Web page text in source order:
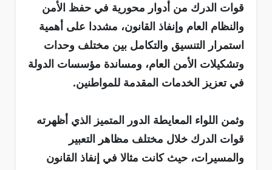
قوات الدرك من أدوار محورية في حفظ الأمن
والنظام العام وإنفاذ القانون، مشددا على أهمية
استمرار التنسيق والتكامل بين مختلف وحدات
وتشكيلات الأمن العام، ومساندة مؤسسات الدولة
في تعزيز الخدمات المقدمة للمواطنين.
وثمن اللواء المعايطة الدور المتميز الذي أظهرته
قوات الدرك خلال مختلف مظاهر التعبير
والمسيرات، حيث كانت مثالا في إنفاذ القانون